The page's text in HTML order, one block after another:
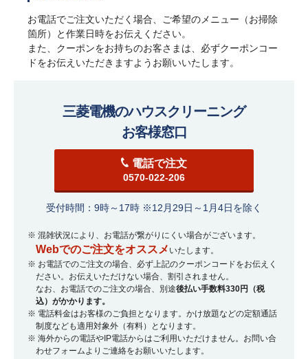
お電話でご注文いただく場合、ご希望のメニュー（お掃除
箇所）と作業日時をお伝えください。
また、クーポンをお持ちのお客さまは、必ずクーポンコー
ドをお伝えいただきますようお願いいたします。
三菱電機のハウスクリーニング
お客様窓口
電話で注文
0570-022-206
受付時間：9時～17時 ※12月29日～1月4日を除く
※ 混雑状況により、お電話が繋がりにくい場合がございます。
Webでのご注文をオススメ いたします。
※ お電話でのご注文の場合、必ず上記のクーポンコードをお伝えく
ださい。お伝えいただけない場合、割引されません。
なお、お電話でのご注文の場合、別途後払い手数料330円（税
込）がかかります。
※ 電話料金はお客様のご負担となります。かけ放題などの定額通話
制度なども適用対象外（有料）となります。
※ 海外からの電話やIP電話からはご利用いただけません。お問い合
わせフォームよりご連絡をお願いいたします。